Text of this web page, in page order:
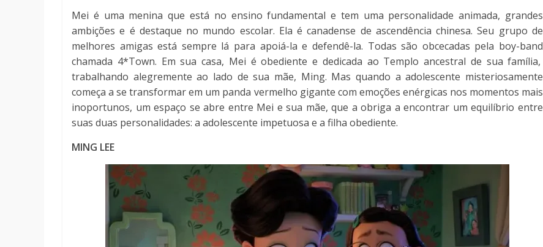
Mei é uma menina que está no ensino fundamental e tem uma personalidade animada, grandes
ambições e é destaque no mundo escolar. Ela é canadense de ascendência chinesa. Seu grupo de
melhores amigas está sempre lá para apoiá-la e defendê-la. Todas são obcecadas pela boy-band
chamada 4*Town. Em sua casa, Mei é obediente e dedicada ao Templo ancestral de sua família,
trabalhando alegremente ao lado de sua mãe, Ming. Mas quando a adolescente misteriosamente
começa a se transformar em um panda vermelho gigante com emoções enérgicas nos momentos mais
inoportunos, um espaço se abre entre Mei e sua mãe, que a obriga a encontrar um equilíbrio entre
suas duas personalidades: a adolescente impetuosa e a filha obediente.
MING LEE